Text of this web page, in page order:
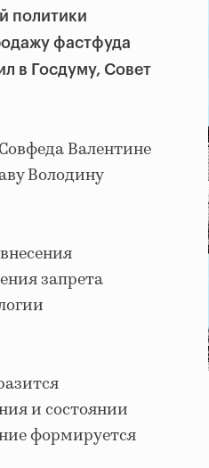
политики
фастфуда
в Госдуму, Совет
Валентине
Володину
запрета
и состоянии
формируется